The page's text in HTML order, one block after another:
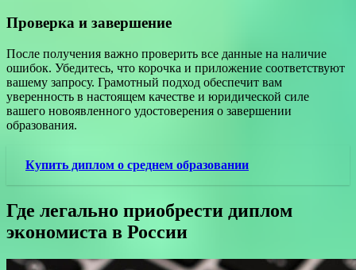
Проверка и завершение
После получения важно проверить все данные на наличие
ошибок. Убедитесь, что корочка и приложение соответствуют
вашему запросу. Грамотный подход обеспечит вам
уверенность в настоящем качестве и юридической силе
вашего новоявленного удостоверения о завершении
образования.
Купить диплом о среднем образовании
Где легально приобрести диплом
экономиста в России